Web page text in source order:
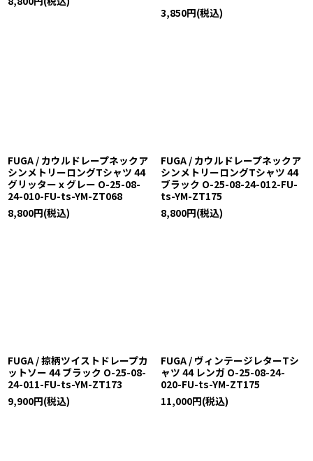
3,850円(税込)
FUGA / カウルドレープネックア
シンメトリーロングTシャツ 44
グリッターｘグレー O-25-08-
24-010-FU-ts-YM-ZT068
8,800円(税込)
FUGA / カウルドレープネックア
シンメトリーロングTシャツ 44
ブラック O-25-08-24-012-FU-
ts-YM-ZT175
8,800円(税込)
FUGA / 掠柄ツイストドレープカ
ットソー 44 ブラック O-25-08-
24-011-FU-ts-YM-ZT173
9,900円(税込)
FUGA / ヴィンテージレターTシ
ャツ 44 レンガ O-25-08-24-
020-FU-ts-YM-ZT175
11,000円(税込)